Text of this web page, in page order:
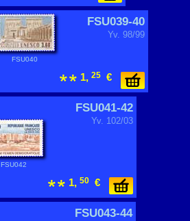
FSU039-40
Yv. 98/99
FSU040
1, 25 €
FSU041-42
Yv. 102/03
FSU042
1, 50 €
FSU043-44